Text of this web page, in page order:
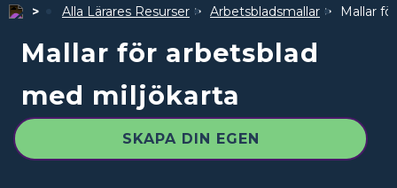
Alla Lärares Resurser Arbetsbladsmallar Mallar
Mallar för arbetsblad
med miljökarta
SKAPA DIN EGEN